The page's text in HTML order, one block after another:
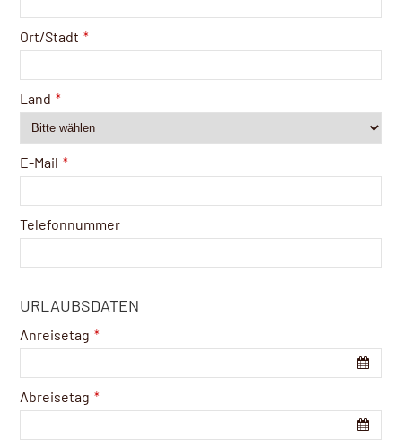
Ort/Stadt *
Land *
E-Mail *
Telefonnummer
URLAUBSDATEN
Anreisetag *
Abreisetag *